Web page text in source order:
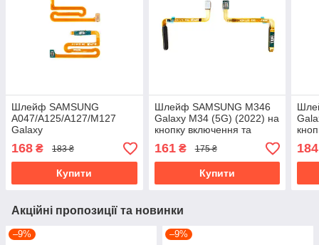
Шлейф SAMSUNG
A047/A125/A127/M127
Galaxy
A04s/A12/A12S/M12S
(2020) на кнопку
включення та відбиток
пальця, чорний
168 ₴ 183 ₴
Купити
Шлейф SAMSUNG M346
Galaxy M34 (5G) (2022) на
кнопку включення та
відбиток пальця, чорний
161₴ 175 ₴
Купити
184
Акційні пропозиції та новинки
–9% –9%